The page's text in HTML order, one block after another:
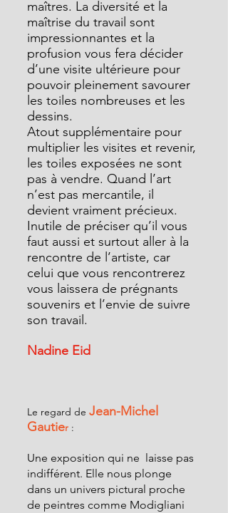
maîtres. La diversité et la
maîtrise du travail sont
impressionnantes et la
profusion vous fera décider
d’une visite ultérieure pour
pouvoir pleinement savourer
les toiles nombreuses et les
dessins.
Atout supplémentaire pour
multiplier les visites et revenir,
les toiles exposées ne sont
pas à vendre. Quand l’art
n’est pas mercantile, il
devient vraiment précieux.
Inutile de préciser qu’il vous
faut aussi et surtout aller à la
rencontre de l’artiste, car
celui que vous rencontrerez
vous laissera de prégnants
souvenirs et l’envie de suivre
son travail.
Nadine Eid
Le regard de Jean-Michel
Gautier :
Une exposition qui ne  laisse pas
indifférent. Elle nous plonge
dans un univers pictural proche
de peintres comme Modigliani